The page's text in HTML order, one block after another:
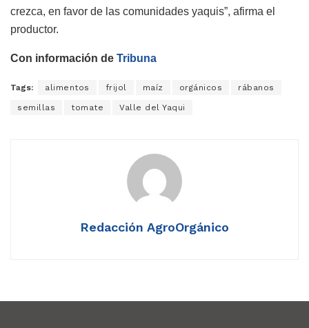
crezca, en favor de las comunidades yaquis”, afirma el
productor.
Con información de Tribuna
Tags: alimentos frijol maíz orgánicos rábanos
semillas tomate Valle del Yaqui
Redacción AgroOrgánico